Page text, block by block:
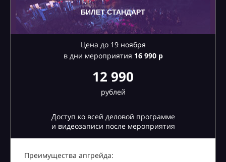
БИЛЕТ СТАНДАРТ
Цена до 19 ноября
в дни мероприятия 16990 р
12 990
рублей
Доступ ко всей деловой программе
и видеозаписи после мероприятия
Преимущества апгрейда: